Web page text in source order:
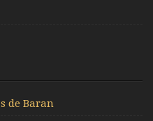
de Baran